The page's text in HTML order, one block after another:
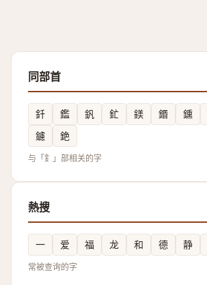
同部首
釺 鑑 釩 釯 鎂 鍲 鑂
鑢
銫
与「釒」部相关的字
熱搜
一 爱 福 龙 和 德 静
常被查询的字